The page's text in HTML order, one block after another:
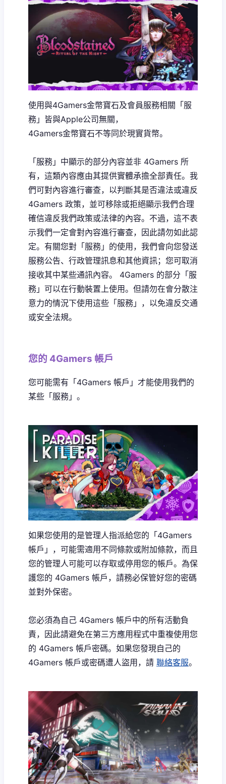
使用與4Gamers金幣寶石及會員服務相關「服
務」皆與Apple公司無關，
4Gamers金幣寶石不等同於現實貨幣。
「服務」中顯示的部分內容並非 4Gamers 所
有，這類內容應由其提供實體承擔全部責任。我
們可對內容進行審查，以判斷其是否違法或違反
4Gamers 政策，並可移除或拒絕顯示我們合理
確信違反我們政策或法律的內容。不過，這不表
示我們一定會對內容進行審查，因此請勿如此認
定。有關您對「服務」的使用，我們會向您發送
服務公告、行政管理訊息和其他資訊；您可取消
接收其中某些通訊內容。 4Gamers 的部分「服
務」可以在行動裝置上使用。但請勿在會分散注
意力的情況下使用這些「服務」，以免違反交通
或安全法規。
您的 4Gamers 帳戶
您可能需有「4Gamers 帳戶」才能使用我們的
某些「服務」。
如果您使用的是管理人指派給您的「4Gamers
帳戶」，可能需適用不同條款或附加條款，而且
您的管理人可能可以存取或停用您的帳戶。為保
護您的 4Gamers 帳戶，請務必保管好您的密碼
並對外保密。
您必須為自己 4Gamers 帳戶中的所有活動負
責，因此請避免在第三方應用程式中重複使用您
的 4Gamers 帳戶密碼。如果您發現自己的
4Gamers 帳戶或密碼遭人盜用，請 聯絡客服。